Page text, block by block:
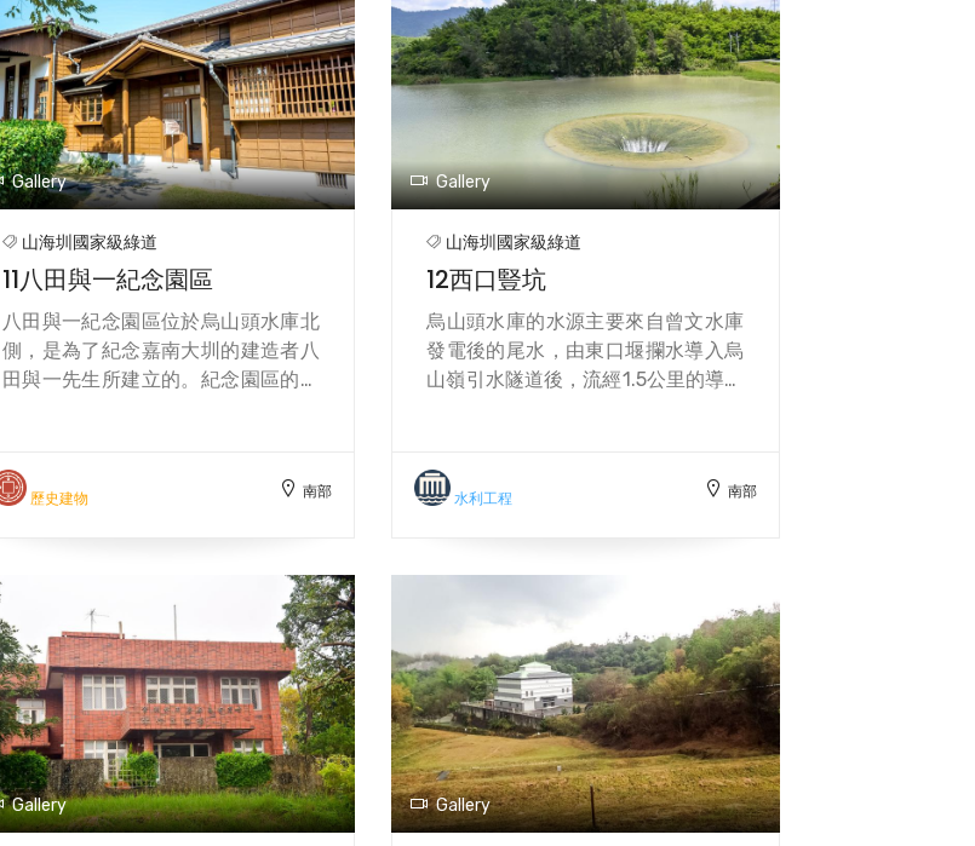
慮。 96年起，辦理「烏山頭水庫南
幹線曾文溪等三座渡槽改建規劃」，
籌謀嘉南大圳南幹線跨越官田溪、渡
仔頭溪及曾文溪等渡槽之改建型式、
Gallery
山海圳國家級綠道
11八田與一紀念園區
八田與一紀念園區位於烏山頭水庫北
側，是為了紀念嘉南大圳的建造者八
田與一先生所建立的。紀念園區的建
時修復工程的技師還遠赴八田與一的
故鄉石川縣做為建築的依據，並引進
子外代樹的淒美愛情故事也令不少人
動容，也因這層關係，許願版上掛滿
了對於愛情的祝福，外圍的戀占石也
成了戀人必到之處，都希望能得到一
生奉獻台灣，彼此深愛的八田夫妻的
祝福。
歷史建物 南部
Gallery
山海圳國家級綠道
12西口豎坑
烏山頭水庫的水源主要來自曾文水庫
發電後的尾水，由東口堰攔水導入烏
山嶺引水隧道後，流經1.5公里的導水
全，設置此一豎坑以消能。民國35年
11月開始興修日人在台時已築高約10
該處風景優美，享有『小瑞士』之美
譽。 民國93年3月臺灣嘉南農田水利
會為響應政府使用再生能源政策，利
用西口堰約24.5公尺水頭落差，在西
口堰堤下游設立西口水力發電廠，民
國96年3月完工商轉。
水利工程 南部
Gallery Gallery